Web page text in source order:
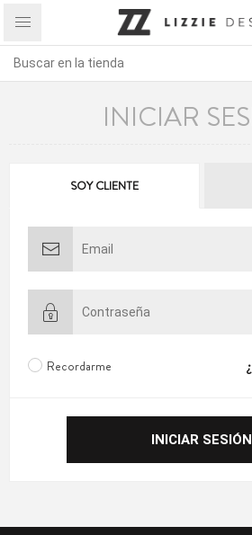
INICIAR
SOY CLIENTE
Recordarme